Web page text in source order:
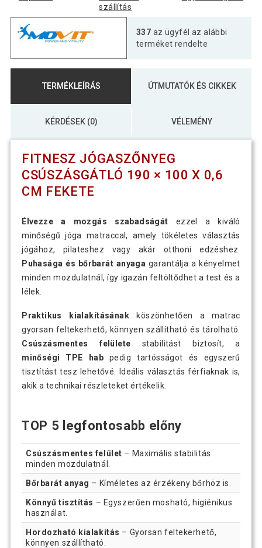
Fitness jógaszőnyeg csúszásgátló 190
× 100 x 0,6 cm sötétkék
9 990 Ft
× 100 x 0,6cm rózsaszín
9 190 Ft
Fitnesz jógaszőnyeg csúszásgátló 190
Fitnesz jógaszőnyeg csúszásgátló 190
× 100 x 0,6 cm szürke
5 490 Ft
Jógamatrac MOVIT® 190 x 100 cm
petróleumkék
22 190 Ft
szállítás
337 az ügyfél az alábbi
terméket rendelte
TERMÉKLEÍRÁS ÚTMUTATÓK ÉS CIKKEK
KÉRDÉSEK (0) VÉLEMÉNY
FITNESZ JÓGASZŐNYEG
CSÚSZÁSGÁTLÓ 190 × 100 X 0,6
CM FEKETE
Élvezze a mozgás szabadságát ezzel a kiváló
minőségű jóga matraccal, amely tökéletes választás
jógához, pilateshez vagy akár otthoni edzéshez.
Puhasága és bőrbarát anyaga garantálja a kényelmet
minden mozdulatnál, így igazán feltöltődhet a test és a
lélek.
Praktikus kialakításának köszönhetően a matrac
gyorsan feltekerhető, könnyen szállítható és tárolható.
Csúszásmentes felülete stabilitást biztosít, a
minőségi TPE habpedig tartósságot és egyszerű
tisztítást tesz lehetővé. Ideális választás férfiaknak is,
akik a technikai részleteket értékelik.
TOP 5 legfontosabb előny
Csúszásmentes felület – Maximális stabilitás
minden mozdulatnál.
Bőrbarát anyag – Kíméletes az érzékeny bőrhöz is.
Könnyű tisztítás – Egyszerűen mosható, higiénikus
használat.
Hordozható kialakítás – Gyorsan feltekerhető,
könnyen szállítható.